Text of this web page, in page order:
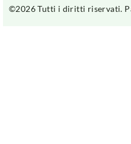
©2026 Tutti i diritti riservati.